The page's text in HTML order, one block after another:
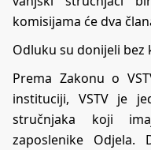
komisijama će dva
Odluku su donijeli bez
Prema Zakonu o
instituciji, VSTV je
stručnjaka koji
zaposlenike Odjela.